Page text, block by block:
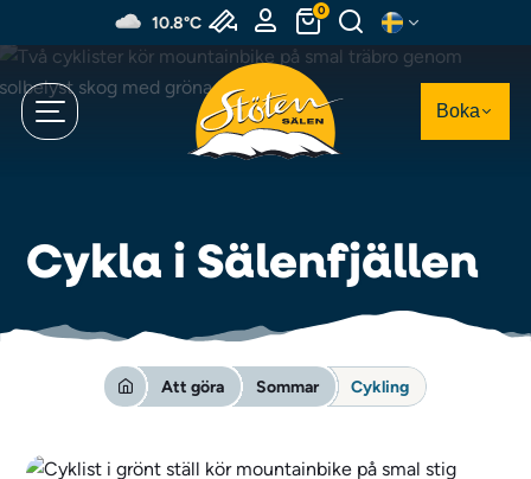
till
huvudinnehållet
10.8°C
0
Boka
Cykla i Sälenfjällen
Att göra Sommar Cykling